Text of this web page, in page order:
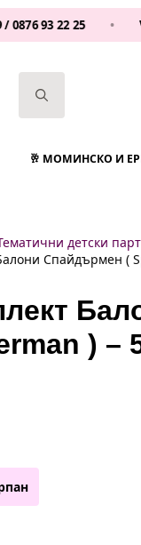
25 •
🥂 МОМИНСКО И
детски
Спайдърмен (
) –